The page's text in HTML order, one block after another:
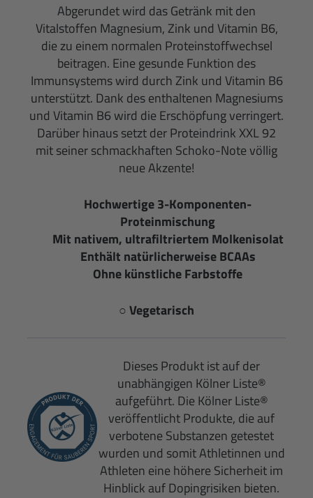
Abgerundet wird das Getränk mit den
Vitalstoffen Magnesium, Zink und Vitamin B6,
die zu einem normalen Proteinstoffwechsel
beitragen. Eine gesunde Funktion des
Immunsystems wird durch Zink und Vitamin B6
unterstützt. Dank des enthaltenen Magnesiums
und Vitamin B6 wird die Erschöpfung verringert.
Darüber hinaus setzt der Proteindrink XXL 92
mit seiner schmackhaften Schoko-Note völlig
neue Akzente!
Hochwertige 3-Komponenten-
Proteinmischung
Mit nativem, ultrafiltriertem Molkenisolat
Enthält natürlicherweise BCAAs
Ohne künstliche Farbstoffe
○ Vegetarisch
Dieses Produkt ist auf der
unabhängigen Kölner Liste®
aufgeführt. Die Kölner Liste®
veröffentlicht Produkte, die auf
verbotene Substanzen getestet
wurden und somit Athletinnen und
Athleten eine höhere Sicherheit im
Hinblick auf Dopingrisiken bieten.